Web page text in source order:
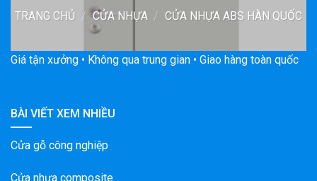
TRANG CHỦ / CỬA NHỰA / CỬA NHỰA ABS HÀN QUỐC
Giá tận xưởng • Không qua trung gian • Giao hàng toàn quốc
BÀI VIẾT XEM NHIỀU
Cửa gỗ công nghiệp
Cửa nhựa composite